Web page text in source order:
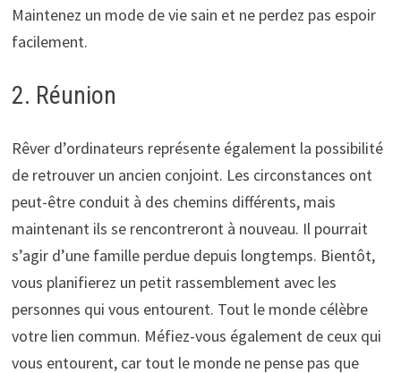
Maintenez un mode de vie sain et ne perdez pas espoir
facilement.
2. Réunion
Rêver d’ordinateurs représente également la possibilité
de retrouver un ancien conjoint. Les circonstances ont
peut-être conduit à des chemins différents, mais
maintenant ils se rencontreront à nouveau. Il pourrait
s’agir d’une famille perdue depuis longtemps. Bientôt,
vous planifierez un petit rassemblement avec les
personnes qui vous entourent. Tout le monde célèbre
votre lien commun. Méfiez-vous également de ceux qui
vous entourent, car tout le monde ne pense pas que